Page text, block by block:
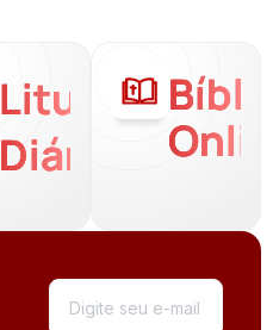
Liturgia
Diária